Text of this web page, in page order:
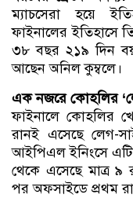
ম্যাচসেরা হয়ে
ফাইনালের ইতিহাসে
৩৮ বছর ২১৯ দিন
আছেন অনিল কুম্বলে।
এক নজরে কোহলির
ফাইনালে কোহলির
রানই এসেছে লেগ-
আইপিএল ইনিংসে
থেকে এসেছে মাত্র
পর অফসাইডে প্রথম